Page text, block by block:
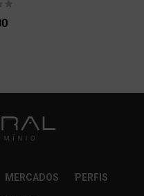
MERCADOS PERFIS